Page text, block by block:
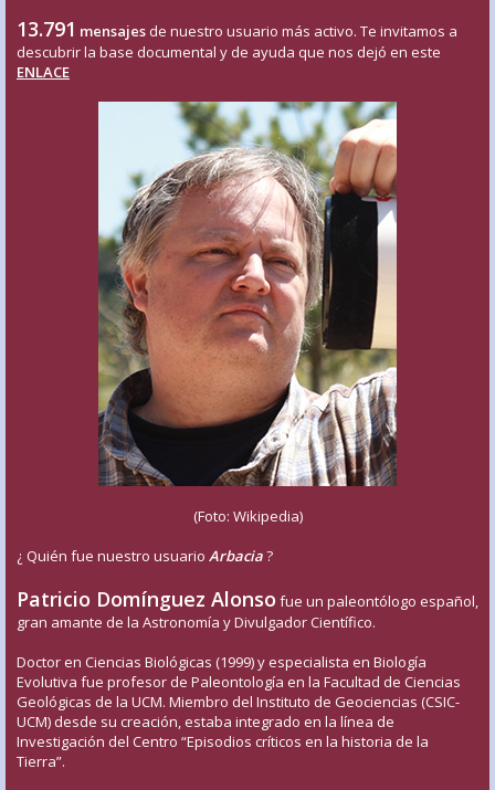
13.791 mensajes de nuestro usuario más activo. Te invitamos a
descubrir la base documental y de ayuda que nos dejó en este
ENLACE
(Foto: Wikipedia)
¿ Quién fue nuestro usuario Arbacia?
Patricio Domínguez Alonso fue un paleontólogo español,
gran amante de la Astronomía y Divulgador Científico.
Doctor en Ciencias Biológicas (1999) y especialista en Biología
Evolutiva fue profesor de Paleontología en la Facultad de Ciencias
Geológicas de la UCM. Miembro del Instituto de Geociencias (CSIC-
UCM) desde su creación, estaba integrado en la línea de
Investigación del Centro “Episodios críticos en la historia de la
Tierra”.